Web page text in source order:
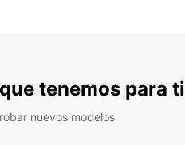
tenemos para ti
nuevos modelos